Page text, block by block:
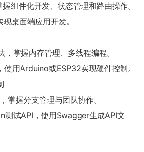
组件化开发、状态管理和路由操作。
桌面端应用开发。
掌握内存管理、多线程编程。
使用Arduino或ESP32实现硬件控制。
掌握分支管理与团队协作。
测试API，使用Swagger生成API文